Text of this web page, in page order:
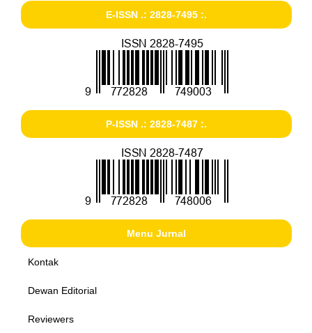
E-ISSN .: 2828-7495 :.
P-ISSN .: 2828-7487 :.
Menu Jurnal
Kontak
Dewan Editorial
Reviewers